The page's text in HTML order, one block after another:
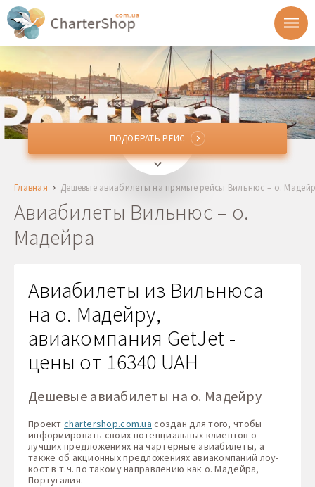
VNOВильнюс, Литва
FNCо. Мадейра, Португалия
Отправление
1 + 0 + 0
ПОДОБРАТЬ РЕЙС
ПОДОБРАТЬ РЕЙС
Главная Дешевые авиабилеты на прямые рейсы Вильнюс – о.
Авиабилеты Вильнюс – о.
Мадейра
Авиабилеты из Вильнюса
на о. Мадейру,
авиакомпания GetJet -
цены от 16340 UAH
Дешевые авиабилеты на о. Мадейру
Проект chartershop.com.ua создан для того, чтобы
информировать своих потенциальных клиентов о
лучших предложениях на чартерные авиабилеты, а
также об акционных предложениях авиакомпаний лоу-
кост в т.ч. по такому направлению как о. Мадейра,
Португалия.